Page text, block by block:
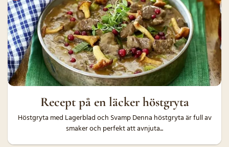
Recept på en läcker höstgryta
Höstgryta med Lagerblad och Svamp Denna höstgryta är full av
smaker och perfekt att avnjuta...